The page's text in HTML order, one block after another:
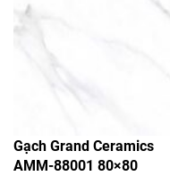
Gạch Grand Ceramics
AMM-88001 80×80